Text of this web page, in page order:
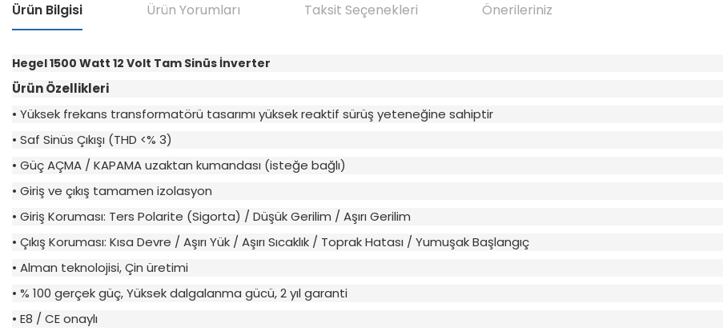
Ürün Bilgisi Ürün Yorumları Taksit Seçenekleri Önerileriniz
Hegel 1500 Watt 12 Volt Tam Sinüs İnverter
Ürün Özellikleri
• Yüksek frekans transformatörü tasarımı yüksek reaktif sürüş yeteneğine sahiptir
• Saf Sinüs Çıkışı (THD <% 3)
• Güç AÇMA / KAPAMA uzaktan kumandası (isteğe bağlı)
• Giriş ve çıkış tamamen izolasyon
• Giriş Koruması: Ters Polarite (Sigorta) / Düşük Gerilim / Aşırı Gerilim
• Çıkış Koruması: Kısa Devre / Aşırı Yük / Aşırı Sıcaklık / Toprak Hatası / Yumuşak Başlangıç
• Alman teknolojisi, Çin üretimi
• % 100 gerçek güç, Yüksek dalgalanma gücü, 2 yıl garanti
• E8 / CE onaylı